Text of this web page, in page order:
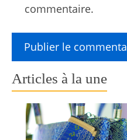
commentaire.
Articles à la une